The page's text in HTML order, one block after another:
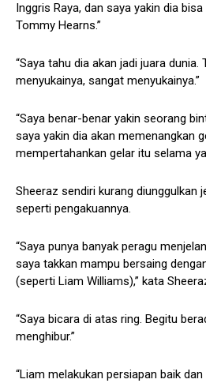
Inggris Raya, dan saya yakin dia
Tommy Hearns.”
“Saya tahu dia akan jadi juara dunia.
menyukainya, sangat menyukainya.”
“Saya benar-benar yakin seorang
saya yakin dia akan memenangkan
mempertahankan gelar itu selama
Sheeraz sendiri kurang diunggulkan
seperti pengakuannya.
“Saya punya banyak peragu
saya takkan mampu bersaing
(seperti Liam Williams),” kata
“Saya bicara di atas ring. Begitu
menghibur.”
“Liam melakukan persiapan baik dan